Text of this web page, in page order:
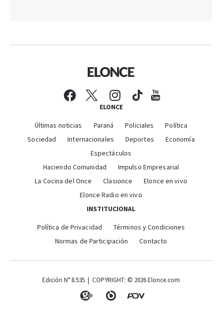
ELONCE
Últimas noticias Paraná Policiales
Política
Sociedad
Internacionales Deportes
Economía
Espectáculos
Haciendo Comunidad
Impulso Empresarial
La Cocina del Once
Clasionce
Elonce en vivo
Elonce Radio en vivo
INSTITUCIONAL
Política de Privacidad
Términos y Condiciones
Normas de Participación
Contacto
Edición N° 8.535 | COPYRIGHT: © 2026 Elonce.com